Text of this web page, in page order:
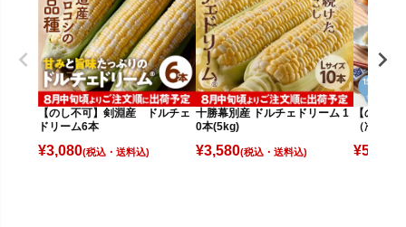
【のし不可】剣淵産 ドルチェ
ドリーム6本
¥3,080(税込)
十勝幕別産 ドルチェドリーム 1
0本(5kg)
¥3,580(税込)
【のし不
（冷凍）
¥5,280